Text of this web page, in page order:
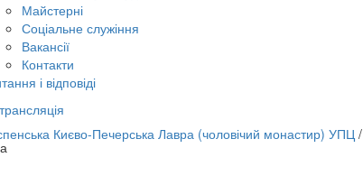
Майстерні
Соціальне служіння
Вакансії
Контакти
і відповіді
Києво-Печерська Лавра (чоловічий монастир) УПЦ/